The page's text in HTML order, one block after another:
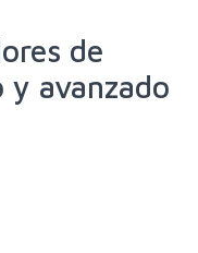
de
y avanzado